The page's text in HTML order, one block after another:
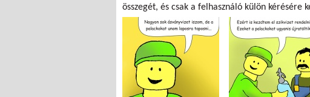
összegét, és csak a felhasználó külön kérésére